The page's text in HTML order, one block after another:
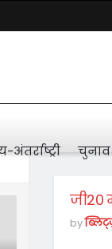
अंतर्राष्ट्री
जी20
by